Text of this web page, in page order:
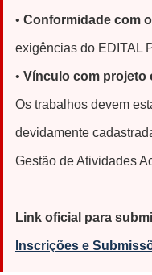
• Conformidade com
exigências do EDITAL
• Vínculo com projeto
Os trabalhos devem
devidamente
Gestão de Atividades
Link oficial para
Inscrições e